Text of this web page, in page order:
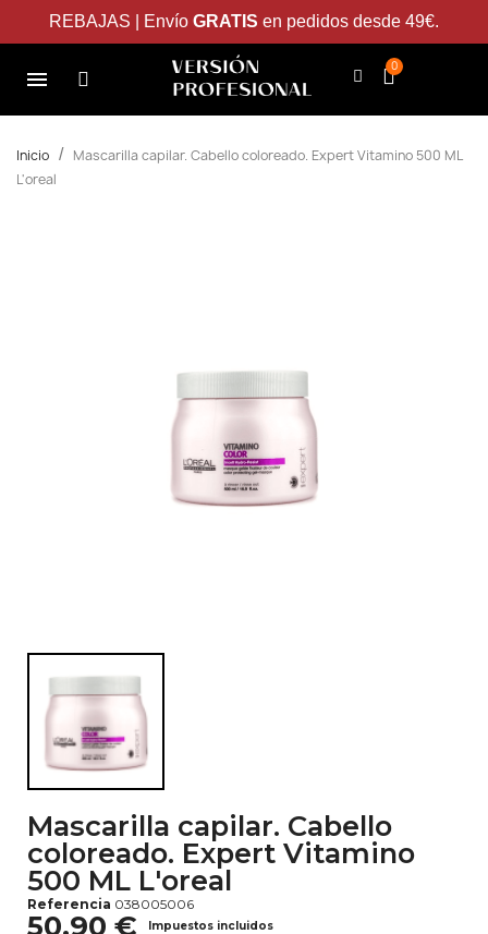
REBAJAS | Envío GRATIS en pedidos desde 49€.
Inicio
Mascarilla capilar. Cabello coloreado. Expert Vitamino 500 ML
L'oreal
Mascarilla capilar. Cabello
coloreado. Expert Vitamino
500 ML L'oreal
Referencia 038005006
50,90 € Impuestos incluidos